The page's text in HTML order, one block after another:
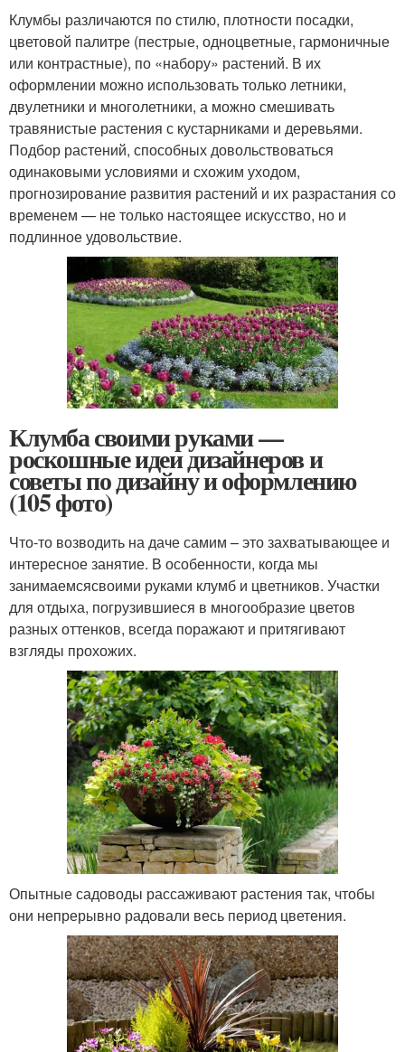
Клумбы различаются по стилю, плотности посадки,
цветовой палитре (пестрые, одноцветные, гармоничные
или контрастные), по «набору» растений. В их
оформлении можно использовать только летники,
двулетники и многолетники, а можно смешивать
травянистые растения с кустарниками и деревьями.
Подбор растений, способных довольствоваться
одинаковыми условиями и схожим уходом,
прогнозирование развития растений и их разрастания со
временем — не только настоящее искусство, но и
подлинное удовольствие.
Клумба своими руками —
роскошные идеи дизайнеров и
советы по дизайну и оформлению
(105 фото)
Что-то возводить на даче самим – это захватывающее и
интересное занятие. В особенности, когда мы
занимаемсясвоими руками клумб и цветников. Участки
для отдыха, погрузившиеся в многообразие цветов
разных оттенков, всегда поражают и притягивают
взгляды прохожих.
Опытные садоводы рассаживают растения так, чтобы
они непрерывно радовали весь период цветения.